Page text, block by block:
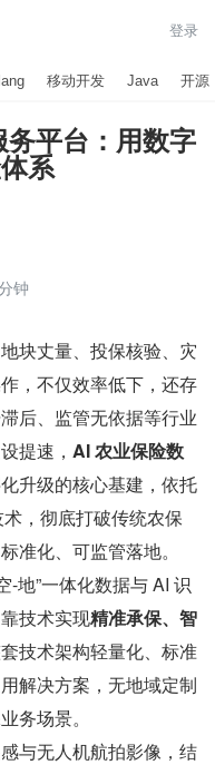
登录
移动开发 Java 开源
平台：用数字
系
钟
块丈量、投保核验、灾
，不仅效率低下，还存
后、监管无依据等行业
提速， AI 农业保险数
升级的核心基建，依托
，彻底打破传统农保
准化、可监管落地。
-地”一体化数据与 AI 识
技术实现​精准承保、智
技术架构轻量化、标准
解决方案，无地域定制
务场景。
与无人机航拍影像，结